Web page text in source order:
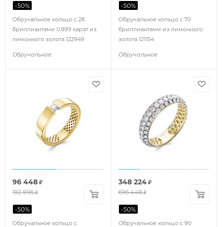
Обручальное кольцо с 28
бриллиантами 0.899 карат из
лимонного золота 122949
Обручальное
-50%
Обручальное кольцо с 70
бриллиантами из лимонного
золота 121154
Обручальное
-50%
Обручальное кольцо с
96 448 ₽
192 896₽
-50%
Обручальное кольцо с 90
348 224₽
696 448₽
-50%